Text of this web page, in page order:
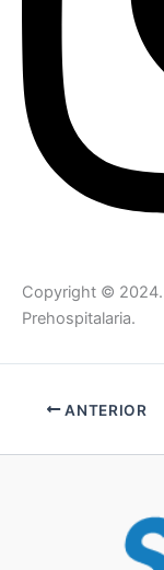
Copyright © 2024.
Prehospitalaria.
ANTERIOR